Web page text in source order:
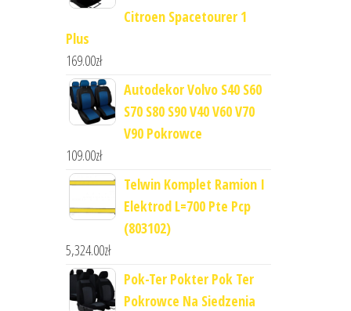
Citroen Spacetourer 1
Plus
169.00zł
Autodekor Volvo S40 S60
S70 S80 S90 V40 V60 V70
V90 Pokrowce
109.00zł
Telwin Komplet Ramion I
Elektrod L=700 Pte Pcp
(803102)
5,324.00zł
Pok-Ter Pokter Pok Ter
Pokrowce Na Siedzenia